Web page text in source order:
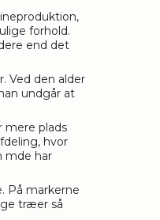
forhold.
end det
Ved den alder
undgår at
mere plads
hvor
mde har
På markerne
træer så